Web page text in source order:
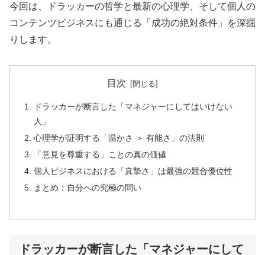
今回は、ドラッカーの哲学と最新の心理学、そして個人の
コンテンツビジネスにも通じる「成功の絶対条件」を深掘
りします。
目次
ドラッカーが断言した「マネジャーにしてはいけない
人」
心理学が証明する「温かさ ＞ 有能さ」の法則
「意見を尊重する」ことの真の価値
個人ビジネスにおける「真摯さ」は最強の競合優位性
まとめ：自分への究極の問い
ドラッカーが断言した「マネジャーにして